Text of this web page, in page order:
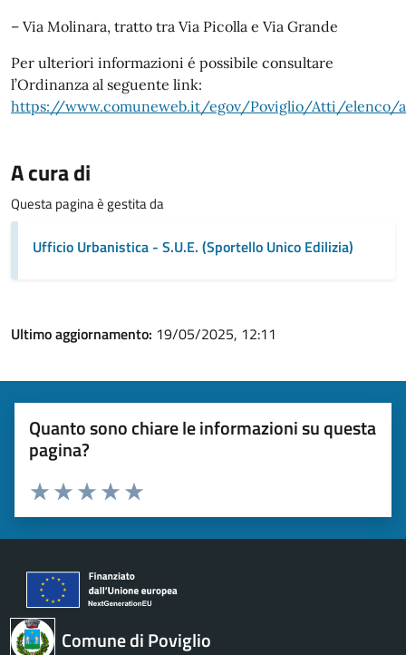
– Via Molinara, tratto tra Via Picolla e Via Grande
Per ulteriori informazioni é possibile consultare
l’Ordinanza al seguente link:
https://www.comuneweb.it/egov/Poviglio/Atti/elenco/
A cura di
Questa pagina è gestita da
Ufficio Urbanistica - S.U.E. (Sportello Unico Edilizia)
Ultimo aggiornamento: 19/05/2025, 12:11
Quanto sono chiare le informazioni su questa
pagina?
Valuta 5 stelle su 5
Valuta 4 stelle su 5
Valuta 3 stelle su 5
Valuta 2 stelle su 5
Valuta 1 stelle su 5
Comune di Poviglio